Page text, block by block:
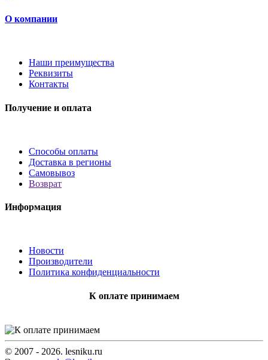
О компании
Наши преимущества
Реквизиты
Контакты
Получение и оплата
Способы оплаты
Доставка в регионы
Самовывоз
Возврат
Информация
Новости
Производители
Политика конфиденциальности
К оплате принимаем
© 2007 - 2026. lesniku.ru